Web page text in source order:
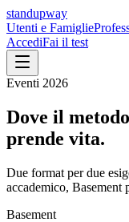
standupway
Utenti e Famiglie
AccediFai il test
Eventi 2026
Dove il metodo
prende vita.
Due format per due
accademico, Basement
Basement